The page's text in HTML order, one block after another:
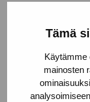
Tämä
Käytämme
mainosten